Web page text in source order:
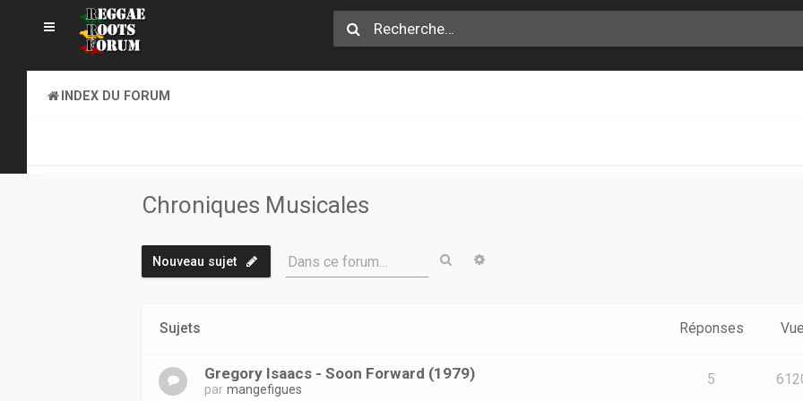
INDEX DU FORUM
Chroniques Musicales
Nouveau sujet Dans ce forum… Rechercher
Sujets Réponses
Gregory Isaacs - Soon Forward (1979)
parmangefigues
5